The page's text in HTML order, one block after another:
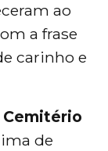
ao
a frase
carinho e
Cemitério
de